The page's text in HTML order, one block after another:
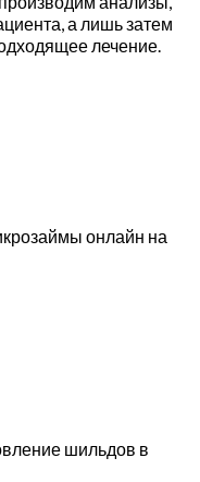
а лишь затем
лечение.
онлайн на
шильдов в